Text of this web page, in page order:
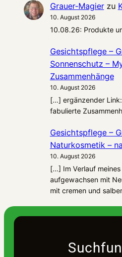
Grauer-Magierzu
10. August 2026
10.08.26: Produkte
Gesichtspflege –
Sonnenschutz –
Zusammenhänge
10. August 2026
[…] ergänzender
fabulierte
Gesichtspflege –
Naturkosmetik –
10. August 2026
[…] Im Verlauf
aufgewachsen mit
mit cremen und